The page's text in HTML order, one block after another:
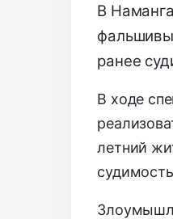
В
ранее
В ходе
летний